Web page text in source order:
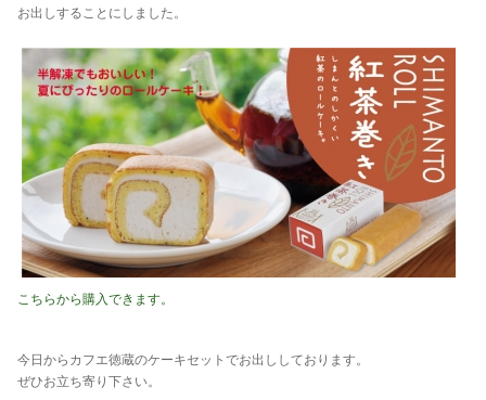
お出しすることにしました。
こちらから購入できます。
今日からカフエ徳蔵のケーキセットでお出ししております。
ぜひお立ち寄り下さい。